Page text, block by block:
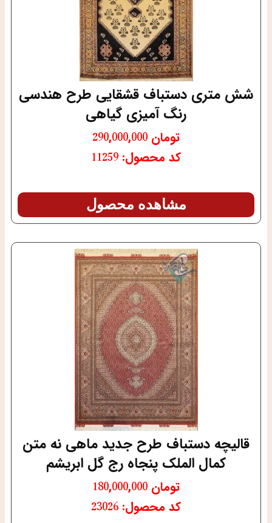
شش متری دستباف قشقایی طرح هندسی
رنگ آمیزی گیاهی
تومان
کد محصول: 11259
مشاهده محصول
قالیچه دستباف طرح جدید ماهی نه متن
کمال الملک پنجاه رج گل ابریشم
تومان
کد محصول: 23026